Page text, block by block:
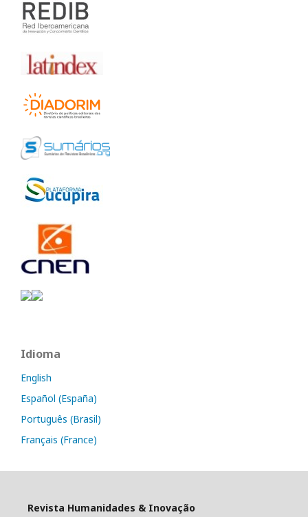
Idioma
English
Español (España)
Português (Brasil)
Français (France)
Revista Humanidades & Inovação